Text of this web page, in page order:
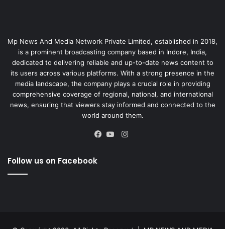
Mp News And Media Network Private Limited, established in 2018,
is a prominent broadcasting company based in Indore, India,
dedicated to delivering reliable and up-to-date news content to
its users across various platforms. With a strong presence in the
media landscape, the company plays a crucial role in providing
comprehensive coverage of regional, national, and international
news, ensuring that viewers stay informed and connected to the
world around them.
Instagram
Follow us on Facebook